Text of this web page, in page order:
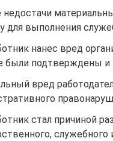
недостачи
для выполнения
нанес вред
были подтверждены и
вред
стал причиной